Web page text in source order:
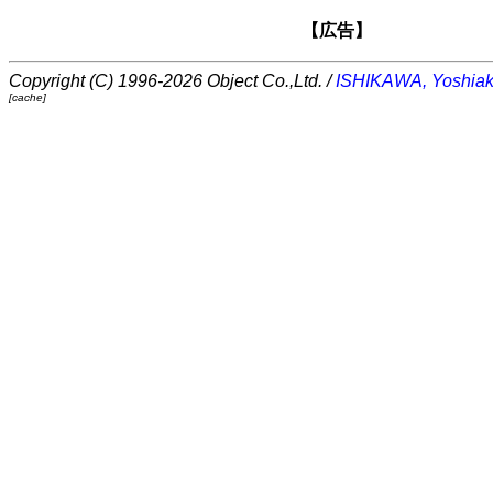
【広告】
Copyright (C) 1996-2026 Object Co.,Ltd. /ISHIKAWA,
[cache]